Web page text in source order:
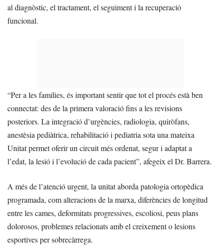
al diagnòstic, el tractament, el seguiment i la recuperació
funcional.
“Per a les famílies, és important sentir que tot el procés està ben
connectat: des de la primera valoració fins a les revisions
posteriors. La integració d’urgències, radiologia, quiròfans,
anestèsia pediàtrica, rehabilitació i pediatria sota una mateixa
Unitat permet oferir un circuit més ordenat, segur i adaptat a
l’edat, la lesió i l’evolució de cada pacient”, afegeix el Dr. Barrera.
A més de l’atenció urgent, la unitat aborda patologia ortopèdica
programada, com alteracions de la marxa, diferències de longitud
entre les cames, deformitats progressives, escoliosi, peus plans
dolorosos, problemes relacionats amb el creixement o lesions
esportives per sobrecàrrega.